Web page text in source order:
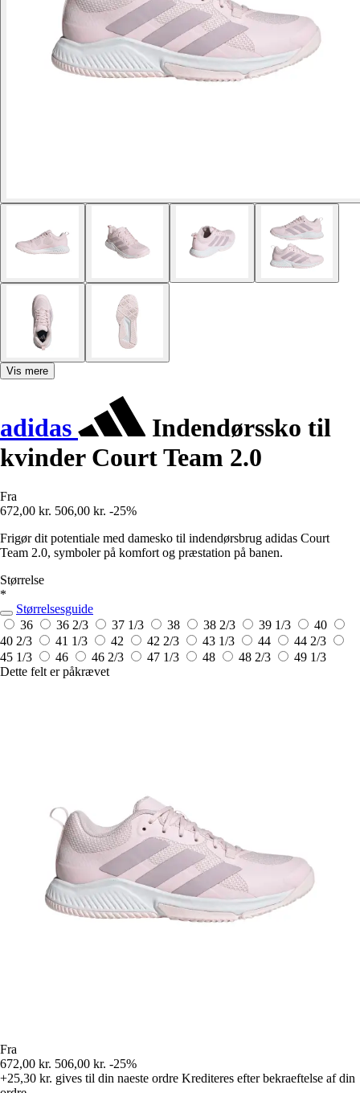
Vis mere
adidas
Indendørssko til
kvinder Court Team 2.0
Fra
672,00 kr. 506,00 kr. -25%
Frigør dit potentiale med damesko til indendørsbrug adidas Court
Team 2.0, symboler på komfort og præstation på banen.
Størrelse
*
Størrelsesguide
36
36 2/3 37 1/3 38 38 2/3 39 1/3
40
40 2/3
41 1/3 42 42 2/3 43 1/3 44
44 2/3
45 1/3
46 46 2/3 47 1/3 48 48 2/3
49 1/3
Dette felt er påkrævet
Fra
672,00 kr. 506,00 kr. -25%
+25,30 kr. gives til din naeste ordre Krediteres efter bekraeftelse af din